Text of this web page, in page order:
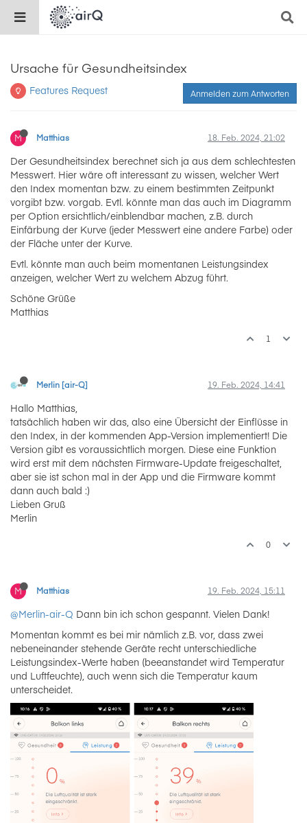
Ursache für Gesundheitsindex
Features Request Anmelden zum Antworten
M Matthias 18. Feb. 2024, 21:02
Der Gesundheitsindex berechnet sich ja aus dem schlechtesten
Messwert. Hier wäre oft interessant zu wissen, welcher Wert
den Index momentan bzw. zu einem bestimmten Zeitpunkt
vorgibt bzw. vorgab. Evtl. könnte man das auch im Diagramm
per Option ersichtlich/einblendbar machen, z.B. durch
Einfärbung der Kurve (jeder Messwert eine andere Farbe) oder
der Fläche unter der Kurve.
Evtl. könnte man auch beim momentanen Leistungsindex
anzeigen, welcher Wert zu welchem Abzug führt.
Schöne Grüße
Matthias
1
Merlin [air-Q] 19. Feb. 2024, 14:41
Hallo Matthias,
tatsächlich haben wir das, also eine Übersicht der Einflüsse in
den Index, in der kommenden App-Version implementiert! Die
Version gibt es voraussichtlich morgen. Diese eine Funktion
wird erst mit dem nächsten Firmware-Update freigeschaltet,
aber sie ist schon mal in der App und die Firmware kommt
dann auch bald :)
Lieben Gruß
Merlin
0
M Matthias 19. Feb. 2024, 15:11
@Merlin-air-Q Dann bin ich schon gespannt. Vielen Dank!
Momentan kommt es bei mir nämlich z.B. vor, dass zwei
nebeneinander stehende Geräte recht unterschiedliche
Leistungsindex-Werte haben (beeanstandet wird Temperatur
und Luftfeuchte), auch wenn sich die Temperatur kaum
unterscheidet.